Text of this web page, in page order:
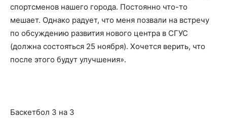
спортсменов нашего города. Постоянно что-то
мешает. Однако радует, что меня позвали на встречу
по обсуждению развития нового центра в СГУС
(должна состояться 25 ноября). Хочется верить, что
после этого будут улучшения».
Баскетбол 3 на 3